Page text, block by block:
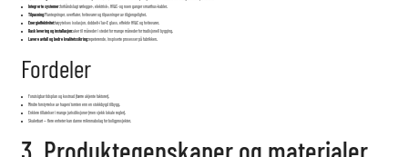
Integrerte systemer:forhåndslagt rørlegger-, elektrisk-, HVAC- og noen ganger smarthus-kabler.
Tilpasning:Plantegninger, overflater, hvitevarer og tilpasninger av tilgjengelighet.
Energieffektivitet:høyytelses isolasjon, dobbelt-/lav-E glass, effektiv HVAC og hvitevarer.
Rask levering og installasjon:uker til måneder i stedet for mange måneder for tradisjonell bygging.
Lavere avfall og bedre kvalitetssikring:repeterende, inspiserte prosesser på fabrikken.
Fordeler
Forutsigbar tidsplan og kostnad (færre ukjente faktorer).
Mindre forstyrrelse av hagen/tomten enn en stokkbygd tilbygg.
Enklere tillatelser i mange jurisdiksjoner (men sjekk lokale regler).
Skalerbart — flere enheter kan danne mikronabolag for boligprosjekter.
3. Produktegenskaper og materialer